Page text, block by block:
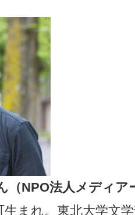
（NPO法人メディア
生まれ。東北大学文